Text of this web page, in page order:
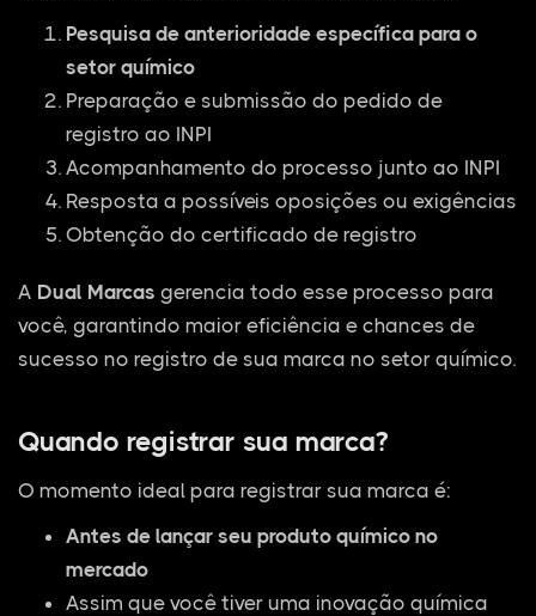
Pesquisa de anterioridade específica para o
setor químico
Preparação e submissão do pedido de
registro ao INPI
Acompanhamento do processo junto ao INPI
Resposta a possíveis oposições ou exigências
Obtenção do certificado de registro
A Dual Marcas gerencia todo esse processo para
você, garantindo maior eficiência e chances de
sucesso no registro de sua marca no setor químico.
Quando registrar sua marca?
O momento ideal para registrar sua marca é:
Antes de lançar seu produto químico no
mercado
Assim que você tiver uma inovação química